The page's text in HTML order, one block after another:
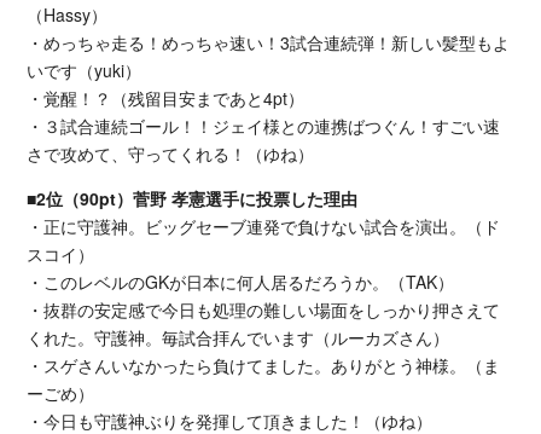
（Hassy）
・めっちゃ走る！めっちゃ速い！3試合連続弾！新しい髪型もよ
いです（yuki）
・覚醒！？（残留目安まであと4pt）
・３試合連続ゴール！！ジェイ様との連携ばつぐん！すごい速
さで攻めて、守ってくれる！（ゆね）
■2位（90pt）菅野 孝憲選手に投票した理由
・正に守護神。ビッグセーブ連発で負けない試合を演出。（ド
スコイ）
・このレベルのGKが日本に何人居るだろうか。（TAK）
・抜群の安定感で今日も処理の難しい場面をしっかり押さえて
くれた。守護神。毎試合拝んでいます（ルーカズさん）
・スゲさんいなかったら負けてました。ありがとう神様。（ま
ーごめ）
・今日も守護神ぶりを発揮して頂きました！（ゆね）